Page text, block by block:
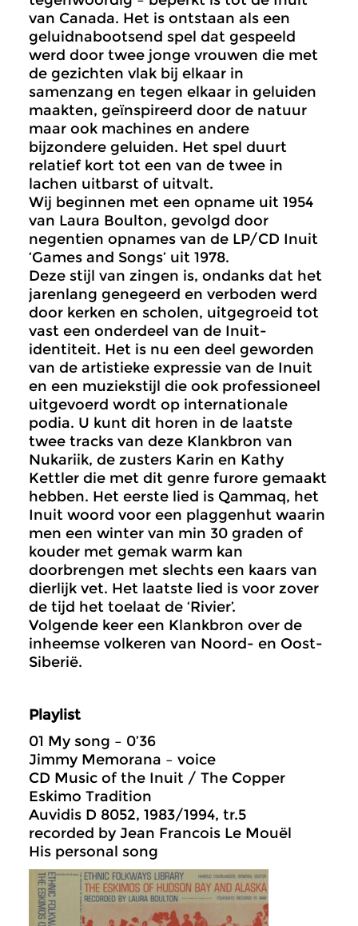
van Canada. Het is ontstaan als een
geluidnabootsend spel dat gespeeld
werd door twee jonge vrouwen die met
de gezichten vlak bij elkaar in
samenzang en tegen elkaar in geluiden
maakten, geïnspireerd door de natuur
maar ook machines en andere
bijzondere geluiden. Het spel duurt
relatief kort tot een van de twee in
lachen uitbarst of uitvalt.
Wij beginnen met een opname uit 1954
van Laura Boulton, gevolgd door
negentien opnames van de LP/CD Inuit
‘Games and Songs’ uit 1978.
Deze stijl van zingen is, ondanks dat het
jarenlang genegeerd en verboden werd
door kerken en scholen, uitgegroeid tot
vast een onderdeel van de Inuit-
identiteit. Het is nu een deel geworden
van de artistieke expressie van de Inuit
en een muziekstijl die ook professioneel
uitgevoerd wordt op internationale
podia. U kunt dit horen in de laatste
twee tracks van deze Klankbron van
Nukariik, de zusters Karin en Kathy
Kettler die met dit genre furore gemaakt
hebben. Het eerste lied is Qammaq, het
Inuit woord voor een plaggenhut waarin
men een winter van min 30 graden of
kouder met gemak warm kan
doorbrengen met slechts een kaars van
dierlijk vet. Het laatste lied is voor zover
de tijd het toelaat de ‘Rivier’.
Volgende keer een Klankbron over de
inheemse volkeren van Noord- en Oost-
Siberië.
Playlist
01 My song – 0’36
Jimmy Memorana – voice
CD Music of the Inuit / The Copper
Eskimo Tradition
Auvidis D 8052, 1983/1994, tr.5
recorded by Jean Francois Le Mouël
His personal song